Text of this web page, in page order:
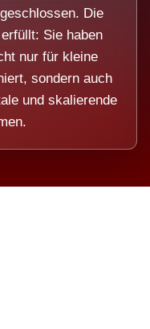
Die
Sie haben
nur für kleine
sondern auch
und skalierende